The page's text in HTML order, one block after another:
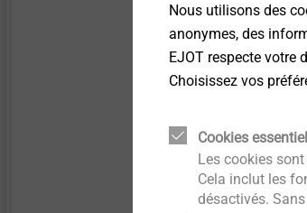
Nous utilisons des
anonymes, des
EJOT respecte votre
Choisissez vos
Cookies
Les cookies
Cela inclut les
désactivés.